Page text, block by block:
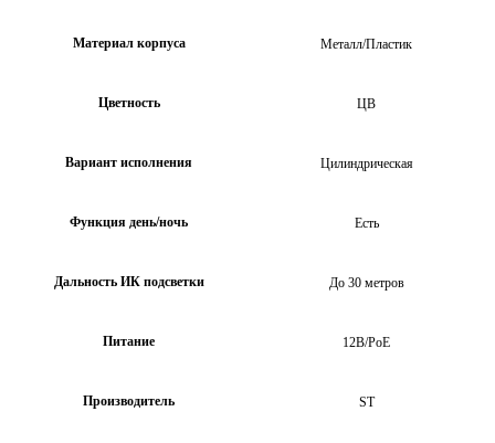
Материал корпуса Металл/Пластик
Цветность ЦВ
Вариант исполнения Цилиндрическая
Функция день/ночь Есть
Дальность ИК подсветки До 30 метров
Питание 12В/PoE
Производитель ST